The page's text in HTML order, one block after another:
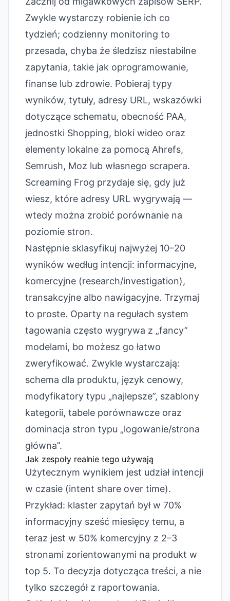
Zwykle wystarczy robienie ich co
tydzień; codzienny monitoring to
przesada, chyba że śledzisz niestabilne
zapytania, takie jak oprogramowanie,
finanse lub zdrowie. Pobieraj typy
wyników, tytuły, adresy URL, wskazówki
dotyczące schematu, obecność PAA,
jednostki Shopping, bloki wideo oraz
elementy lokalne za pomocą Ahrefs,
Semrush, Moz lub własnego scrapera.
Screaming Frog przydaje się, gdy już
wiesz, które adresy URL wygrywają —
wtedy można zrobić porównanie na
poziomie stron.
Następnie sklasyfikuj najwyżej 10–20
wyników według intencji: informacyjne,
komercyjne (research/investigation),
transakcyjne albo nawigacyjne. Trzymaj
to proste. Oparty na regułach system
tagowania często wygrywa z „fancy”
modelami, bo możesz go łatwo
zweryfikować. Zwykle wystarczają:
schema dla produktu, język cenowy,
modyfikatory typu „najlepsze”, szablony
kategorii, tabele porównawcze oraz
dominacja stron typu „logowanie/strona
główna”.
Jak zespoły realnie tego używają
Użytecznym wynikiem jest udział intencji
w czasie (intent share over time).
Przykład: klaster zapytań był w 70%
informacyjny sześć miesięcy temu, a
teraz jest w 50% komercyjny z 2–3
stronami zorientowanymi na produkt w
top 5. To decyzja dotycząca treści, a nie
tylko szczegół z raportowania.